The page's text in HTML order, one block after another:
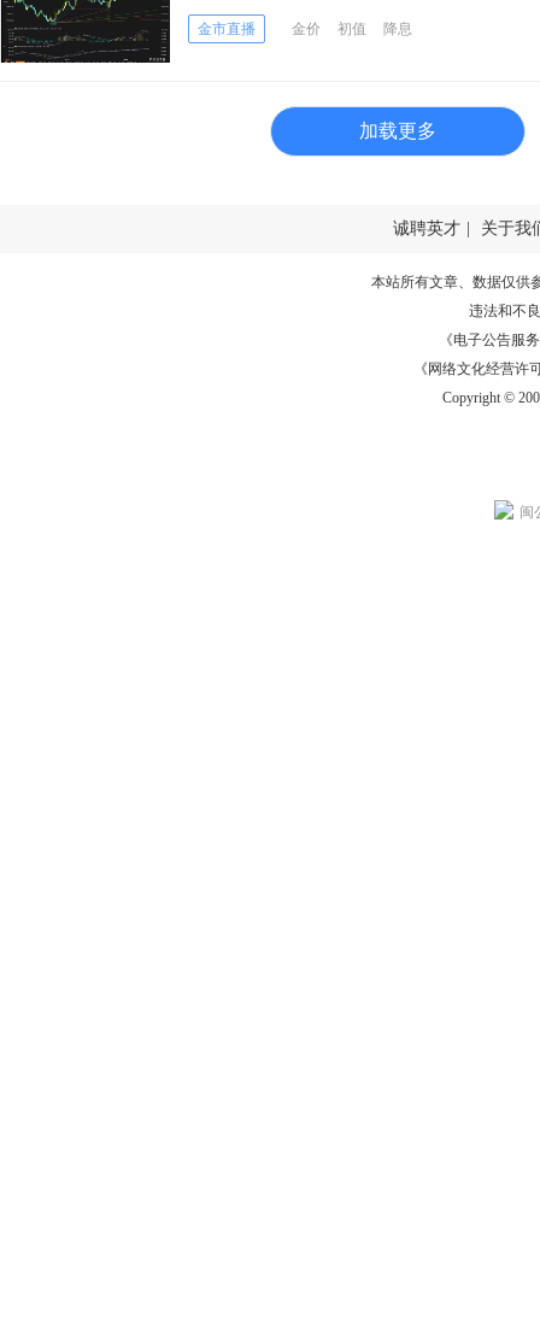
金市直播 金价 初值 降息
加载更多
诚聘英才 关于我
本站所有文章、数据仅供
违法和不
《电子公告服务
《网络文化经营许
Copyright ©
闽